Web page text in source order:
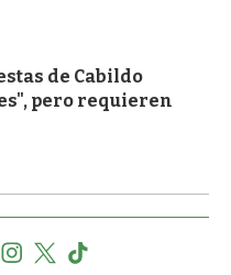
de Cabildo
pero requieren